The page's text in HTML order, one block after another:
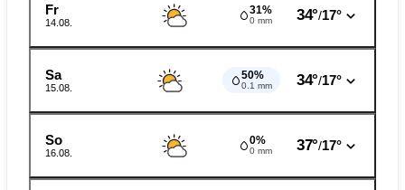
Fr
14.08.
31%
0 mm 34°/17°
Sa
15.08.
50%
0.1 mm 34°/17°
So
16.08.
0%
0 mm 37°/17°